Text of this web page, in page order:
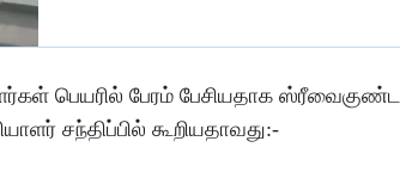
பெயரில் பேரம் பேசியதாக
சந்திப்பில் கூறியதாவது:-